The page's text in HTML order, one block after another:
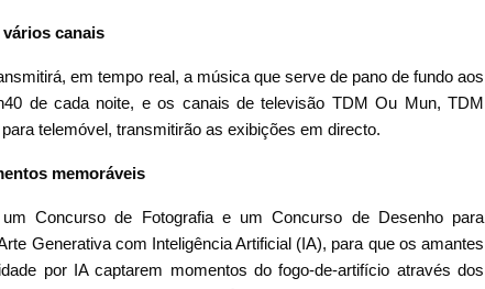
canais
em tempo real, a música que serve de pano de fundo aos
de cada noite, e os canais de televisão TDM Ou Mun, TDM
telemóvel, transmitirão as exibições em directo.
memoráveis
Concurso de Fotografia e um Concurso de Desenho para
Generativa com Inteligência Artificial (IA), para que os amantes
por IA captarem momentos do fogo-de-artifício através dos